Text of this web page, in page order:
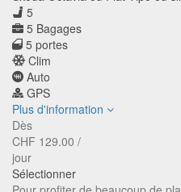
5
5 Bagages
5 portes
Clim
Auto
GPS
Plus d'information
Dès
CHF 129.00 /
jour
Sélectionner